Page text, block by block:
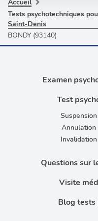
notre site avec nos
publicité et d'analyse,
avec d'autres
ou qu'ils ont collectées
Accueil
Tests psychotechniques
Saint-Denis
BONDY (93140)
Examen
Test
Annulation
Questions sur
Visite
Blog tests